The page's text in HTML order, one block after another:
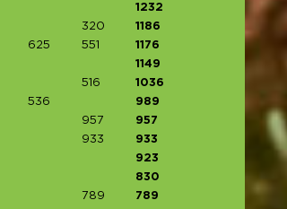
1232
320
1186
625 551
1176
1149
516
1036
536
989
957
957
933
933
923
830
789 789